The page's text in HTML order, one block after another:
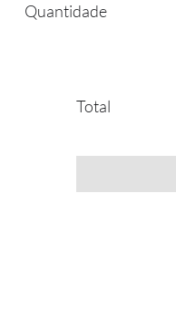
Quantidade
Total